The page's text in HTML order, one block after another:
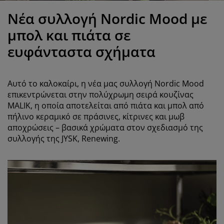
υπνοδωματίου
κρεβατιού
κρεβατιού
κρεβάτια
επίπλων
εξωτερικού χώρου
σπιτιού
δωμάτιο
Νέα συλλογή Nordic Mood με
μπολ και πιάτα σε
ευφάνταστα σχήματα
Αυτό το καλοκαίρι, η νέα μας συλλογή Nordic Mood
επικεντρώνεται στην πολύχρωμη σειρά κουζίνας
MALIK, η οποία αποτελείται από πιάτα και μπολ από
πήλινο κεραμικό σε πράσινες, κίτρινες και μωβ
αποχρώσεις – βασικά χρώματα στον σχεδιασμό της
συλλογής της JYSK, Renewing.